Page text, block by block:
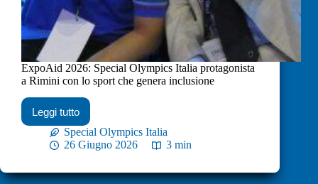
ExpoAid 2026: Special Olympics Italia protagonista
a Rimini con lo sport che genera inclusione
Leggi tutto
Special Olympics Italia
26 Giugno 2026
3 min